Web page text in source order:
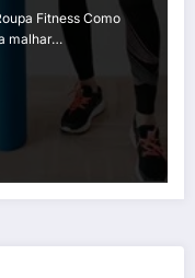
Fitness Como
malhar…